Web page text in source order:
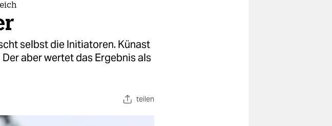
selbst die Initiatoren. Künast
aber wertet das Ergebnis als
teilen